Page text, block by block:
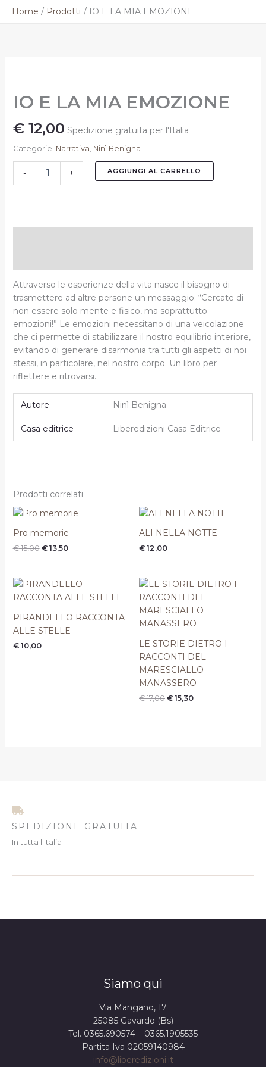
Home Prodotti IO E LA MIA EMOZIONE
IO E LA MIA EMOZIONE
€12,00 Spedizione gratuita per l'Italia
Categorie: Narrativa Ninì Benigna
-
MIA
quantità
+ AGGIUNGI AL CARRELLO
Attraverso le esperienze della vita nasce il bisogno di
trasmettere ad altre persone un messaggio: “Cercate di
non essere solo mente e fisico, ma soprattutto
emozioni!” Le emozioni necessitano di una veicolazione
che ci permette di stabilizzare il nostro equilibrio interiore,
evitando di generare disarmonia tra tutti gli aspetti di noi
stessi, in particolare, nel nostro corpo. Un libro per
riflettere e ritrovarsi…
Autore Ninì Benigna
Casa editrice Liberedizioni Casa Editrice
Prodotti correlati
Pro memorie
€15,00
Il
originale
€ 15,00.
€13,50
Il
attuale
€ 13,50.
ALI NELLA NOTTE
€ 12,00
PIRANDELLO RACCONTA
ALLE STELLE
€10,00
LE STORIE DIETRO I
RACCONTI DEL
MARESCIALLO
MANASSERO
€17,00
Il
originale
era:
€ 17,00.
€ 15,30
Il
attuale
è:
€ 15,30.
SPEDIZIONE GRATUITA
In tutta l'Italia
Siamo qui
Via Mangano, 17
25085 Gavardo (Bs)
Tel. 0365.690574 – 0365.1905535
Partita Iva 02059140984
info@liberedizioni.it